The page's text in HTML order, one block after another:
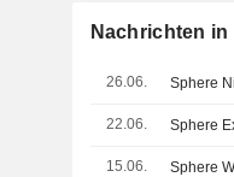
Nachrichten
26.06.
22.06. Sphere
15.06. Sphere